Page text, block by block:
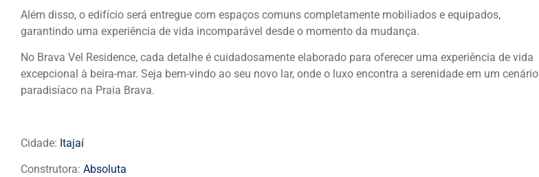
Além disso, o edifício será entregue com espaços comuns completamente mobiliados e equipados,
garantindo uma experiência de vida incomparável desde o momento da mudança.
No Brava Vel Residence, cada detalhe é cuidadosamente elaborado para oferecer uma experiência de vida
excepcional à beira-mar. Seja bem-vindo ao seu novo lar, onde o luxo encontra a serenidade em um cenário
paradisíaco na Praia Brava.
Cidade: Itajaí
Construtora: Absoluta